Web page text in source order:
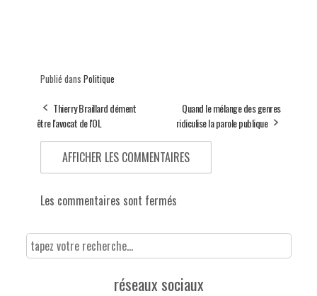
Publié dans Politique
Thierry Braillard dément
être l'avocat de l'OL
Quand le mélange des genres
ridiculise la parole publique
AFFICHER LES COMMENTAIRES
Les commentaires sont fermés
réseaux sociaux